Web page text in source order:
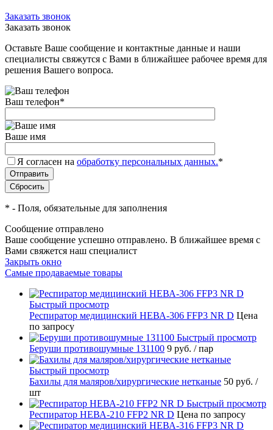
Заказать звонок
Заказать звонок
Оставьте Ваше сообщение и контактные данные и наши
специалисты свяжутся с Вами в ближайшее рабочее время для
решения Вашего вопроса.
Ваш телефон*
Ваше имя
Я согласен на обработку персональных данных.*
* - Поля, обязательные для заполнения
Сообщение отправлено
Ваше сообщение успешно отправлено. В ближайшее время с
Вами свяжется наш специалист
Закрыть окно
Самые продаваемые товары
Быстрый просмотр
Респиратор медицинский НЕВА-306 FFP3 NR D Цена
по запросу
Быстрый просмотр
Беруши противошумные 131100 9 руб. / пар
Быстрый просмотр
Бахилы для маляров/хирургические нетканые 50 руб. /
шт
Быстрый просмотр
Респиратор НЕВА-210 FFP2 NR D Цена по запросу